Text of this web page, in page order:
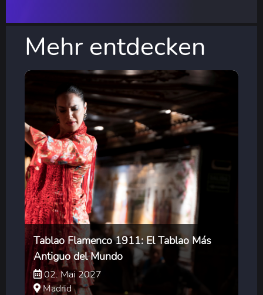
Mehr entdecken
Tablao Flamenco 1911: El Tablao Más
Antiguo del Mundo
02. Mai 2027
Madrid